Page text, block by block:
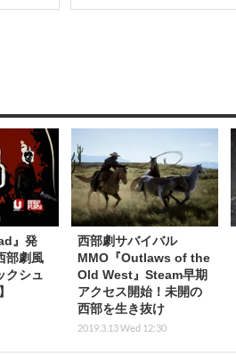
』発
部劇風
クシュ
西部劇サバイバル
MMO『Outlaws of the
Old West』Steam早期
アクセス開始！未開の
西部を生き抜け
2019.3.13 Wed 12:30